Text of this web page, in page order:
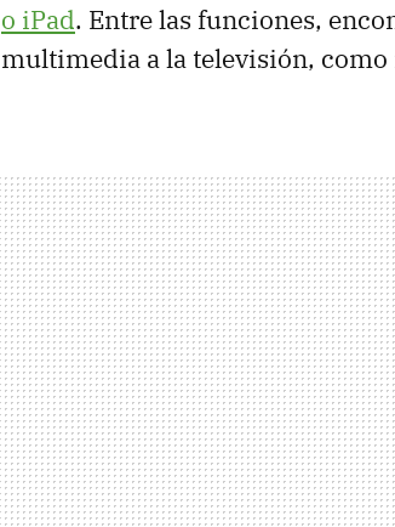
o iPad. Entre las funciones,
multimedia a la televisión, como